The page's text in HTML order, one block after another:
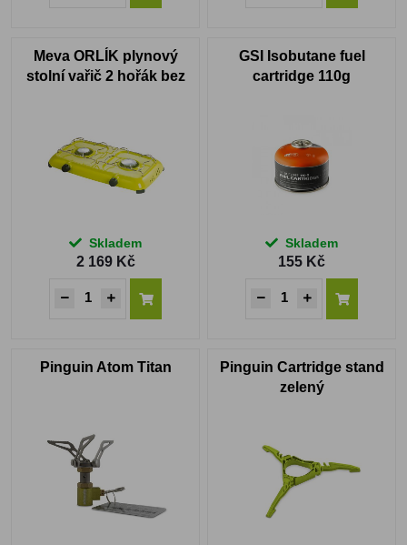
Meva ORLÍK plynový
stolní vařič 2 hořák bez
Skladem
2 169 Kč
GSI Isobutane fuel
cartridge 110g
Skladem
155 Kč
Pinguin Atom Titan
Pinguin Cartridge stand
zelený